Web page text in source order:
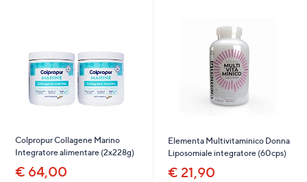
Colpropur Collagene Marino
Integratore alimentare (2x228g)
€ 64,00
Elementa Multivitaminico Donna
Liposomiale integratore (60cps)
€ 21,90